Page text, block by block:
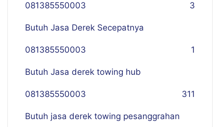
081385550003 3
Butuh Jasa Derek Secepatnya
081385550003 1
Butuh Jasa derek towing hub
081385550003 311
Butuh jasa derek towing pesanggrahan